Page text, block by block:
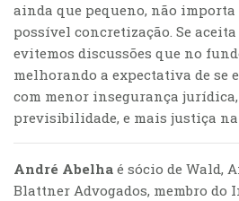
ainda que pequeno, não importa
possível concretização. Se
evitemos discussões que no
melhorando a expectativa de se
com menor insegurança
previsibilidade, e mais justiça na
André Abelha é sócio de Wald,
Blattner Advogados, membro